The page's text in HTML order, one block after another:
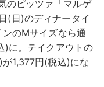
のピッツァ「マルゲ
(日)のディナータイ
のMサイズなら通
)に。テイクアウトの
1,377円(税込)にな